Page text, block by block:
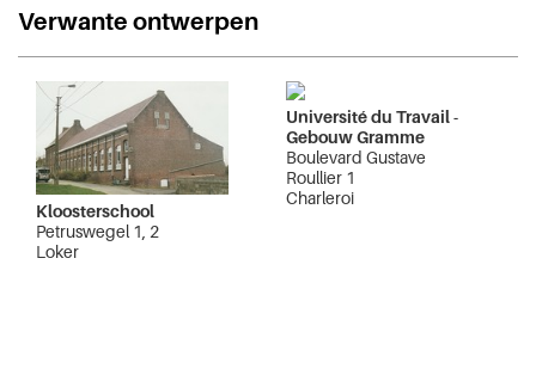
Verwante ontwerpen
Kloosterschool
Petruswegel 1, 2
Loker
Université du Travail -
Gebouw Gramme
Boulevard Gustave
Roullier 1
Charleroi